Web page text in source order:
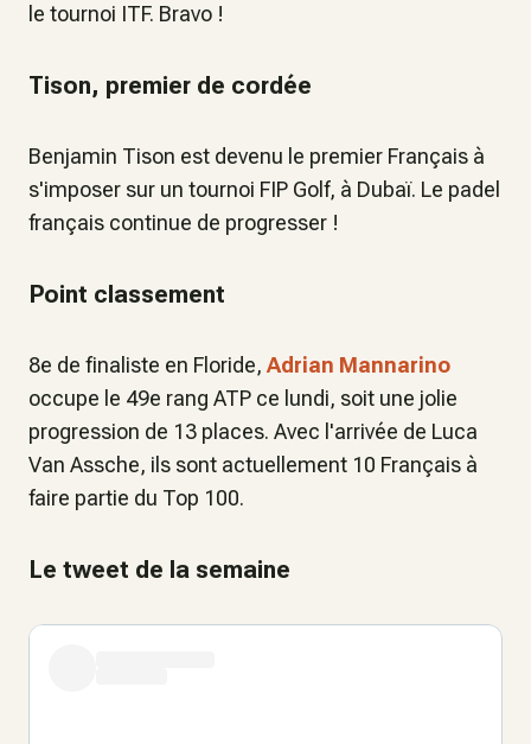
le tournoi ITF. Bravo !
Tison, premier de cordée
Benjamin Tison est devenu le premier Français à
s'imposer sur un tournoi FIP Golf, à Dubaï. Le padel
français continue de progresser !
Point classement
8e de finaliste en Floride, Adrian Mannarino
occupe le 49e rang ATP ce lundi, soit une jolie
progression de 13 places. Avec l'arrivée de Luca
Van Assche, ils sont actuellement 10 Français à
faire partie du Top 100.
Le tweet de la semaine